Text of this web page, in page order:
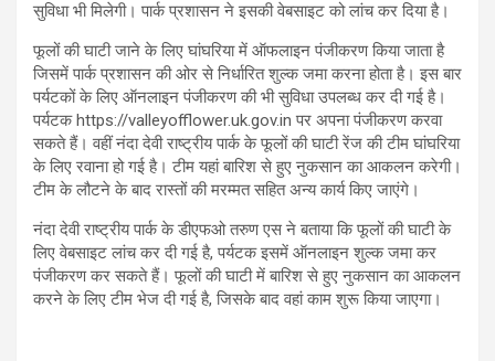
सुविधा भी मिलेगी। पार्क प्रशासन ने इसकी वेबसाइट को लांच कर दिया है।
फूलों की घाटी जाने के लिए घांघरिया में ऑफलाइन पंजीकरण किया जाता है
जिसमें पार्क प्रशासन की ओर से निर्धारित शुल्क जमा करना होता है। इस बार
पर्यटकों के लिए ऑनलाइन पंजीकरण की भी सुविधा उपलब्ध कर दी गई है।
पर्यटक https://valleyofflower.uk.gov.in पर अपना पंजीकरण करवा
सकते हैं। वहीं नंदा देवी राष्ट्रीय पार्क के फूलों की घाटी रेंज की टीम घांघरिया
के लिए रवाना हो गई है। टीम यहां बारिश से हुए नुकसान का आकलन करेगी।
टीम के लौटने के बाद रास्तों की मरम्मत सहित अन्य कार्य किए जाएंगे।
नंदा देवी राष्ट्रीय पार्क के डीएफओ तरुण एस ने बताया कि फूलों की घाटी के
लिए वेबसाइट लांच कर दी गई है, पर्यटक इसमें ऑनलाइन शुल्क जमा कर
पंजीकरण कर सकते हैं। फूलों की घाटी में बारिश से हुए नुकसान का आकलन
करने के लिए टीम भेज दी गई है, जिसके बाद वहां काम शुरू किया जाएगा।